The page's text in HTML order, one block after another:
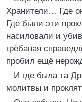
Хранители… Где
Где были эти
насиловали и
грёбаная
пробил ещё
И где была та
молитвы и